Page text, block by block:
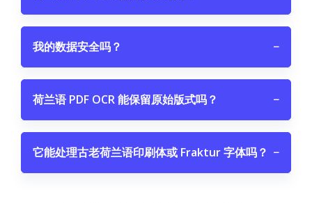
我的数据安全吗？ −
荷兰语 PDF OCR 能保留原始版式吗？ −
它能处理古老荷兰语印刷体或 Fraktur 字体吗？ −